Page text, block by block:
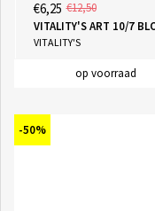
€6,25 €12,50
VITALITY'S ART 10/7
VITALITY'S
op voorraad
-50%